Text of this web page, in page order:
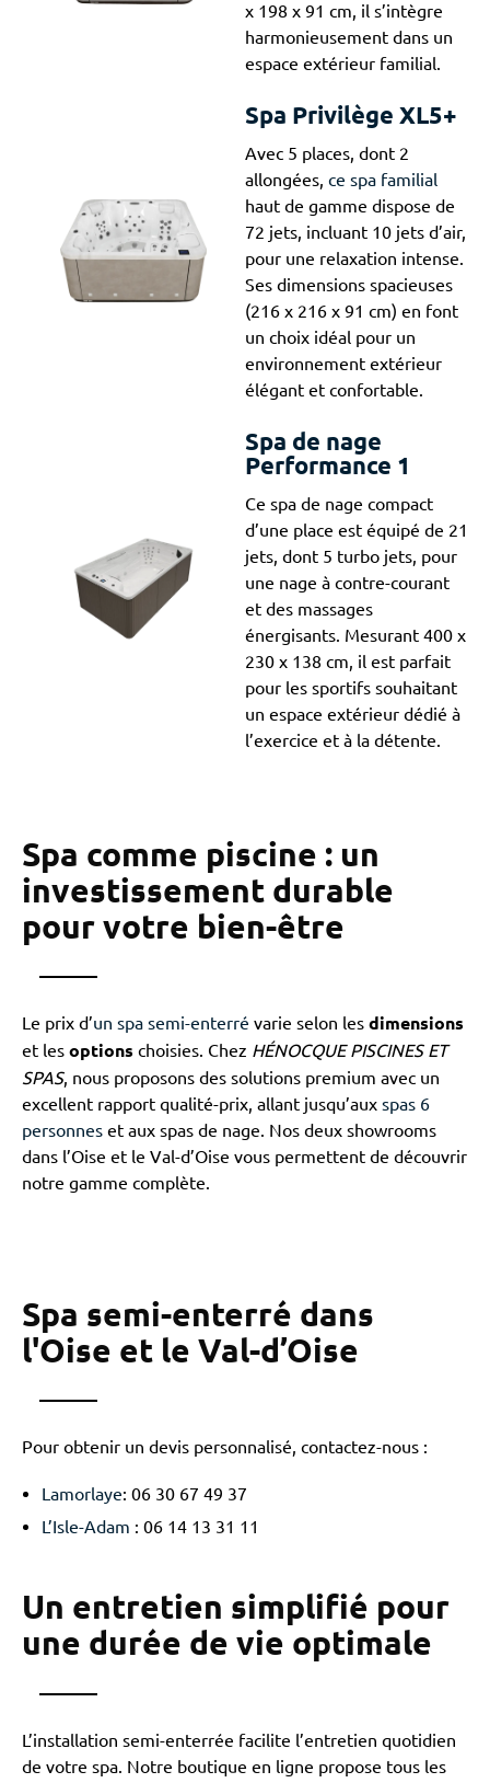
x 198 x 91 cm, il s’intègre
harmonieusement dans un
espace extérieur familial.
Spa Privilège XL5+
Avec 5 places, dont 2
allongées, ce spa familial
haut de gamme dispose de
72 jets, incluant 10 jets d’air,
pour une relaxation intense.
Ses dimensions spacieuses
(216 x 216 x 91 cm) en font
un choix idéal pour un
environnement extérieur
élégant et confortable.
Spa de nage
Performance 1
Ce spa de nage compact
d’une place est équipé de 21
jets, dont 5 turbo jets, pour
une nage à contre-courant
et des massages
énergisants. Mesurant 400 x
230 x 138 cm, il est parfait
pour les sportifs souhaitant
un espace extérieur dédié à
l’exercice et à la détente.
Spa comme piscine : un
investissement durable
pour votre bien-être
Le prix d’un spa semi-enterré varie selon les dimensions
et les options choisies. Chez HÉNOCQUE PISCINES ET
SPAS, nous proposons des solutions premium avec un
excellent rapport qualité-prix, allant jusqu’aux spas 6
personnes et aux spas de nage. Nos deux showrooms
dans l’Oise et le Val-d’Oise vous permettent de découvrir
notre gamme complète.
Spa semi-enterré dans
l'Oise et le Val-d’Oise
Pour obtenir un devis personnalisé, contactez-nous :
Lamorlaye: 06 30 67 49 37
L’Isle-Adam : 06 14 13 31 11
Un entretien simplifié pour
une durée de vie optimale
L’installation semi-enterrée facilite l’entretien quotidien
de votre spa. Notre boutique en ligne propose tous les